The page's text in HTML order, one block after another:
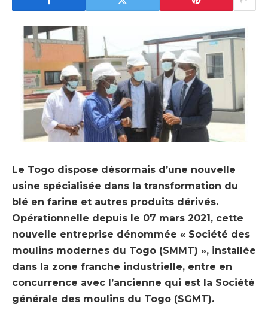
Le Togo dispose désormais d’une nouvelle
usine spécialisée dans la transformation du
blé en farine et autres produits dérivés.
Opérationnelle depuis le 07 mars 2021, cette
nouvelle entreprise dénommée « Société des
moulins modernes du Togo (SMMT) », installée
dans la zone franche industrielle, entre en
concurrence avec l’ancienne qui est la Société
générale des moulins du Togo (SGMT).